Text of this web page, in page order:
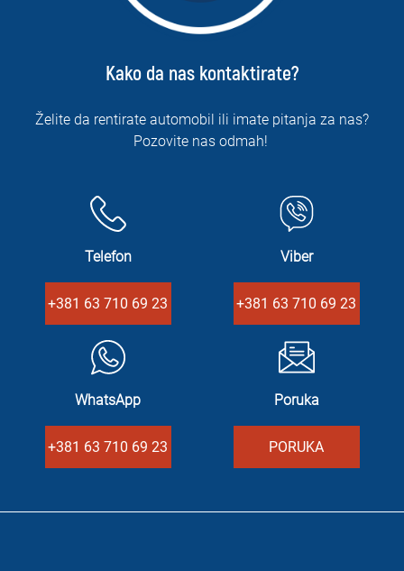
Kako da nas kontaktirate?
Želite da rentirate automobil ili imate pitanja za nas?
Pozovite nas odmah!
Telefon
+381 63 710 69 23
Viber
+381 63 710 69 23
WhatsApp
+381 63 710 69 23
Poruka
PORUKA